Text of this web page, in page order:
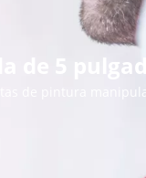
de 5
de pintura